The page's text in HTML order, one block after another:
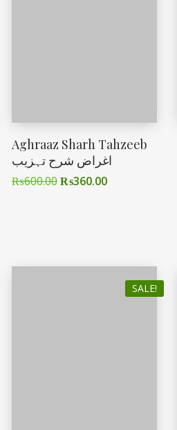
Aghraaz Sharh Tahzeeb
اغراض شرح تہزیب
₨600.00₨360.00
SALE!